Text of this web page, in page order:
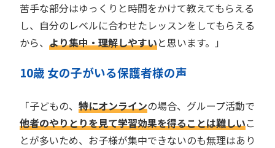
苦手な部分はゆっくりと時間をかけて教えてもらえる
し、自分のレベルに合わせたレッスンをしてもらえる
から、 より集中・理解しやすいと思います。」
10歳 女の子がいる保護者様の声
「子どもの、 特にオンラインの場合、グループ活動で
他者のやりとりを見て学習効果を得ることは難しいこ
とが多いため、お子様が集中できないのも無理はあり